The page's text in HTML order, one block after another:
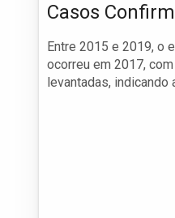
Casos
Entre 2015 e 2019, o
ocorreu em 2017,
levantadas,